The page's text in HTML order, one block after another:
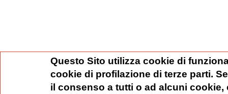
Questo Sito utilizza cookie di
cookie di profilazione di terze parti.
il consenso a tutti o ad alcuni